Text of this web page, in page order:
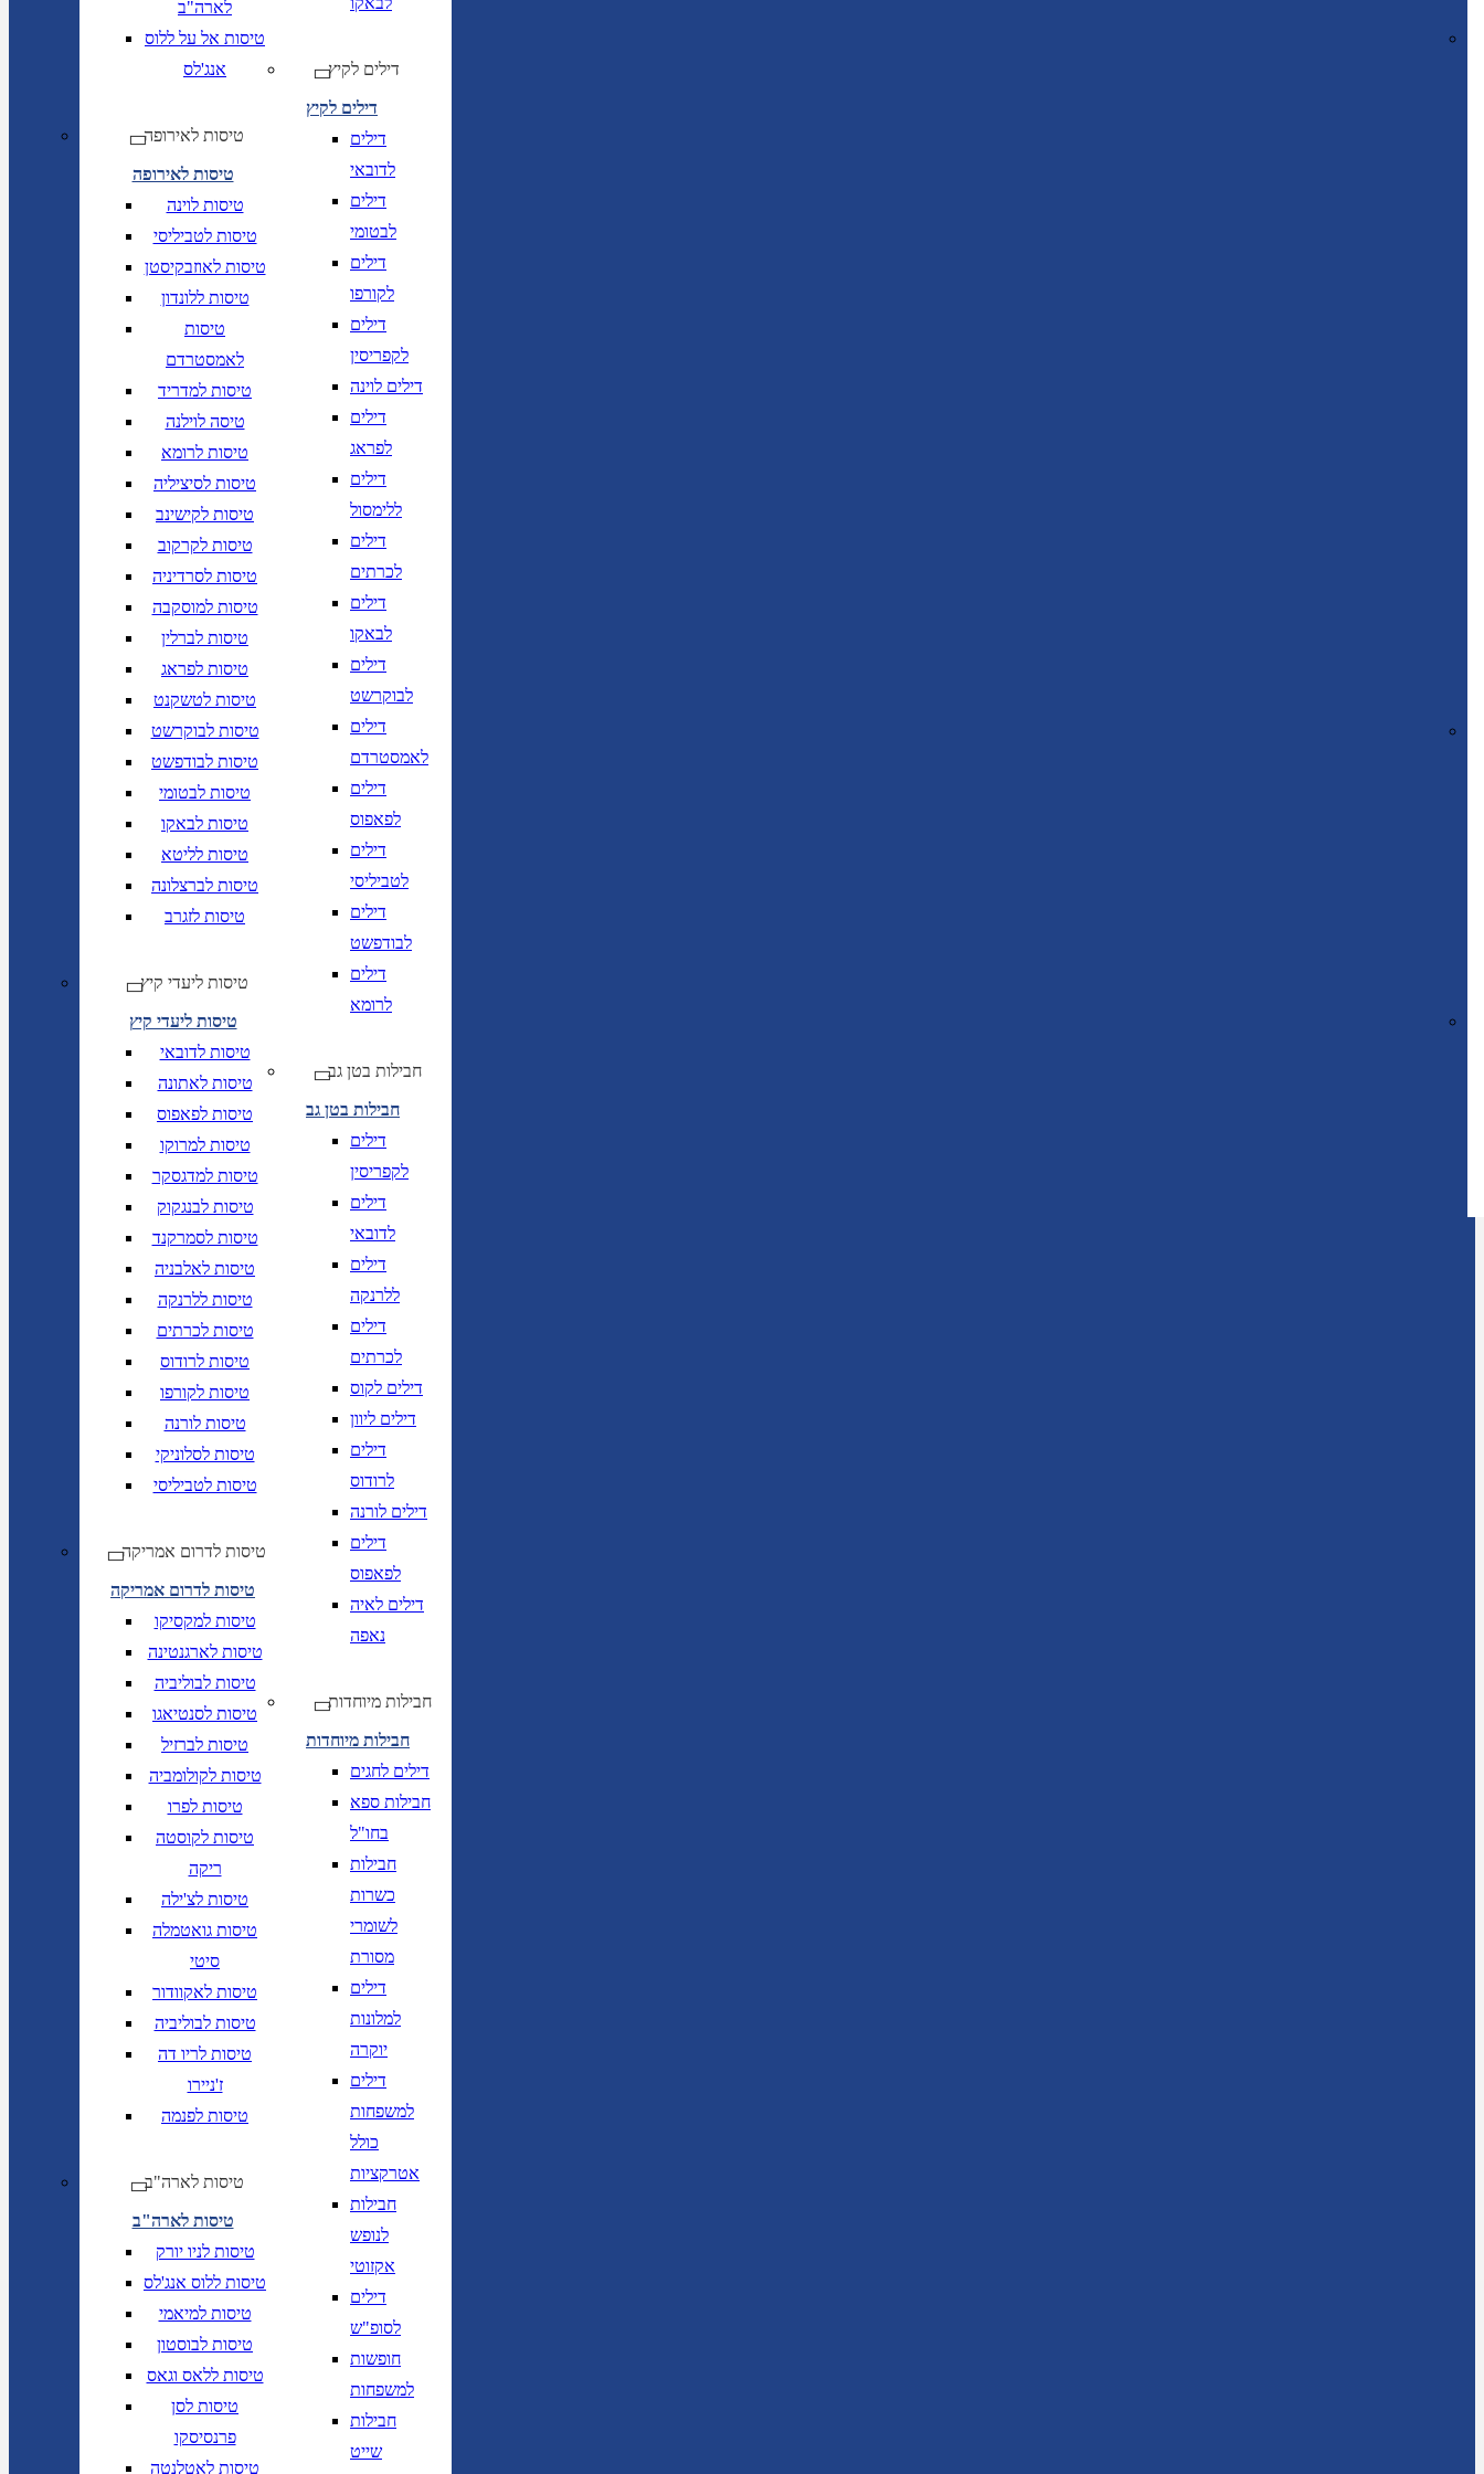
לארה"ב
טיסות אל על ללוס
אנג'לס
טיסות לאירופה
טיסות לאירופה
טיסות לוינה
טיסות לטביליסי
טיסות לאוזבקיסטן
טיסות ללונדון
טיסות
לאמסטרדם
טיסות למדריד
טיסה לוילנה
טיסות לרומא
טיסות לסיציליה
טיסות לקישינב
טיסות לקרקוב
טיסות לסרדיניה
טיסות למוסקבה
טיסות לברלין
טיסות לפראג
טיסות לטשקנט
טיסות לבוקרשט
טיסות לבודפשט
טיסות לבטומי
טיסות לבאקו
טיסות לליטא
טיסות לברצלונה
טיסות לזגרב
טיסות ליעדי קיץ
טיסות ליעדי קיץ
טיסות לדובאי
טיסות לאתונה
טיסות לפאפוס
טיסות למרוקו
טיסות למדגסקר
טיסות לבנגקוק
טיסות לסמרקנד
טיסות לאלבניה
טיסות ללרנקה
טיסות לכרתים
טיסות לרודוס
טיסות לקורפו
טיסות לורנה
טיסות לסלוניקי
טיסות לטביליסי
טיסות לדרום אמריקה
טיסות לדרום אמריקה
טיסות למקסיקו
טיסות לארגנטינה
טיסות לבוליביה
טיסות לסנטיאגו
טיסות לברזיל
טיסות לקולומביה
טיסות לפרו
טיסות לקוסטה
ריקה
טיסות לצ'ילה
טיסות גואטמלה
סיטי
טיסות לאקוודור
טיסות לבוליביה
טיסות לריו דה
ז'ניירו
טיסות לפנמה
טיסות לארה"ב
טיסות לארה"ב
טיסות לניו יורק
טיסות ללוס אנג'לס
טיסות למיאמי
טיסות לבוסטון
טיסות ללאס וגאס
טיסות לסן
פרנסיסקו
טיסות לאטלנטה
דילים לקיץ
דילים לקיץ
דילים
לדובאי
דילים
לבטומי
דילים
לקורפו
דילים
לקפריסין
דילים לוינה
דילים
לפראג
דילים
ללימסול
דילים
לכרתים
דילים
לבאקו
דילים
לבוקרשט
דילים
לאמסטרדם
דילים
לפאפוס
דילים
לטביליסי
דילים
לבודפשט
דילים
לרומא
חבילות בטן גב
חבילות בטן גב
דילים
לקפריסין
דילים
לדובאי
דילים
ללרנקה
דילים
לכרתים
דילים לקוס
דילים ליוון
דילים
לרודוס
דילים לורנה
דילים
לפאפוס
דילים לאיה
נאפה
חבילות מיוחדות
חבילות מיוחדות
דילים לחגים
חבילות ספא
בחו"ל
חבילות
כשרות
לשומרי
מסורת
דילים
למלונות
יוקרה
דילים
למשפחות
כולל
אטרקציות
חבילות
לנופש
אקזוטי
דילים
לסופ"ש
חופשות
למשפחות
חבילות
שייט